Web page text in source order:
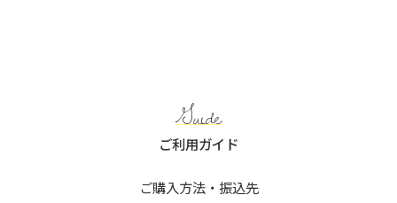
Guide
ご利用ガイド
ご購入方法・振込先